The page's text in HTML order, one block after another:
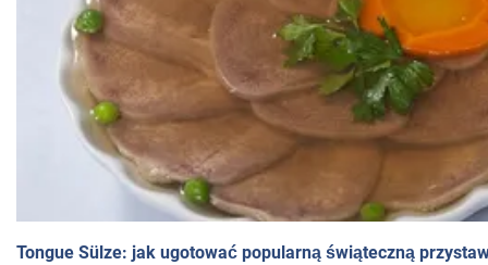
Tongue Sülze: jak ugotować popularną świąteczną